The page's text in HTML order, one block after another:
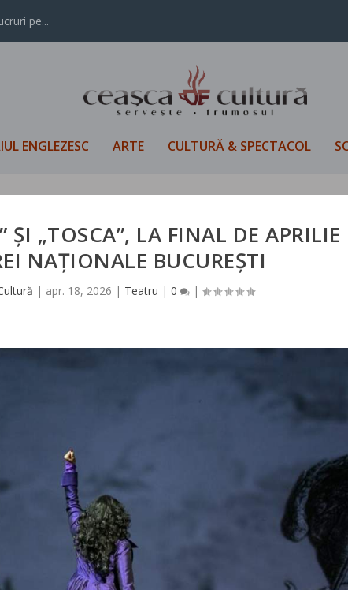
pe...
ENGLEZESC ARTE CULTURĂ & SPECTACOL
ȘI „TOSCA”, LA FINAL DE APRILIE
NAȚIONALE BUCUREȘTI
| apr. 18, 2026 | Teatru |0 |